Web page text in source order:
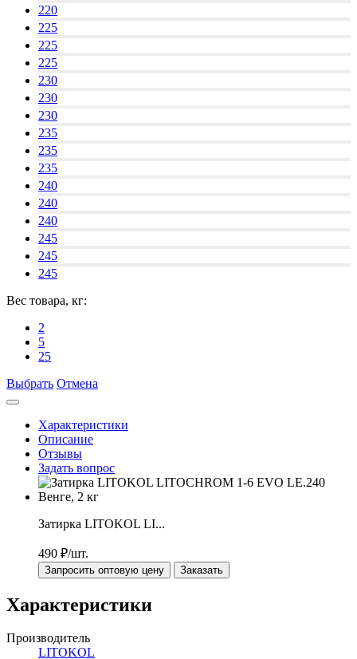
220
225
225
225
230
230
230
235
235
235
240
240
240
245
245
245
Вес товара, кг:
2
5
25
Выбрать Отмена
Характеристики
Описание
Отзывы
Задать вопрос
Затирка LITOKOL LI...
490 ₽/шт.
Запросить оптовую цену Заказать
Характеристики
Производитель
LITOKOL